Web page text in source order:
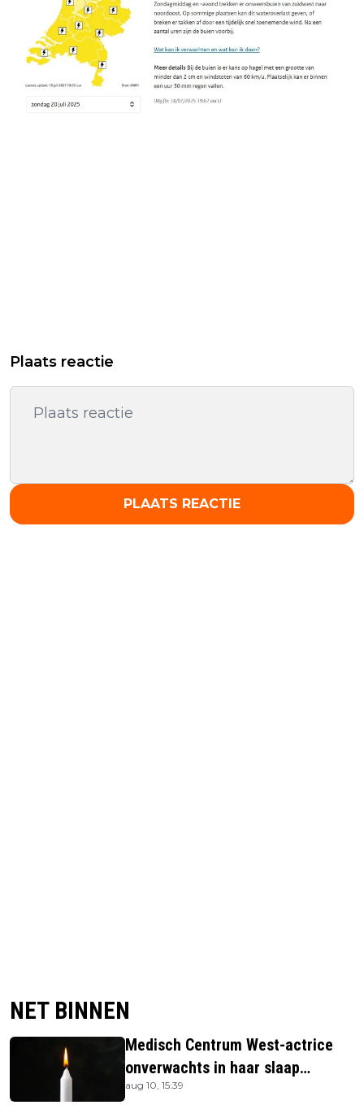
Plaats reactie
PLAATS REACTIE
NET BINNEN
Medisch Centrum West-actrice
onverwachts in haar slaap
overleden
aug 10, 15:39